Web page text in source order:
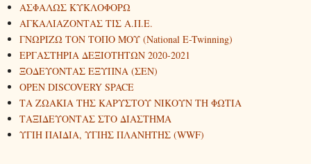
ΑΣΦΑΛΩΣ ΚΥΚΛΟΦΟΡΩ
ΑΓΚΑΛΙΑΖΟΝΤΑΣ ΤΙΣ Α.Π.Ε.
ΓΝΩΡΙΖΩ ΤΟΝ ΤΟΠΟ ΜΟΥ (Νational E-Twinning)
ΕΡΓΑΣΤΗΡΙΑ ΔΕΞΙΟΤΗΤΩΝ 2020-2021
ΞΟΔΕΥΟΝΤΑΣ ΕΞΥΠΝΑ (ΣΕΝ)
ΟPEN DISCOVERY SPACE
ΤΑ ΖΩΑΚΙΑ ΤΗΣ ΚΑΡΥΣΤΟΥ ΝΙΚΟΥΝ ΤΗ ΦΩΤΙΑ
ΤΑΞΙΔΕΥΟΝΤΑΣ ΣΤΟ ΔΙΑΣΤΗΜΑ
ΥΓΙΗ ΠΑΙΔΙΑ, ΥΓΙΗΣ ΠΛΑΝΗΤΗΣ (WWF)